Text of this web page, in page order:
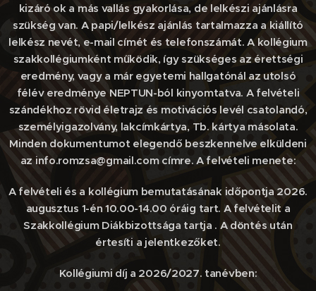
kizáró ok a más vallás gyakorlása, de lelkészi ajánlásra
szükség van. A papi/lelkész ajánlás tartalmazza a kiállító
lelkész nevét, e-mail címét és telefonszámát. A kollégium
szakkollégiumként működik, így szükséges az érettségi
eredmény, vagy a már egyetemi hallgatónál az utolsó
félév eredménye NEPTUN-ból kinyomtatva. A felvételi
szándékhoz rövid életrajz és motivációs levél csatolandó,
személyigazolvány, lakcímkártya, Tb. kártya másolata.
Minden dokumentumot elegendő beszkennelve elküldeni
az info.romzsa@gmail.com címre. A felvételi menete:
A felvételi és a kollégium bemutatásának időpontja 2026.
augusztus 1-én 10.00-14.00 óráig tart. A felvételit a
Szakkollégium Diákbizottsága tartja . A döntés után
értesíti a jelentkezőket.
Kollégiumi díj a 2026/2027. tanévben: